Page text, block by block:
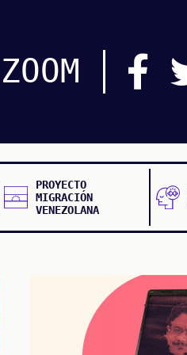
ZOOM
PROYECTO
MIGRACIÓN
VENEZOLANA